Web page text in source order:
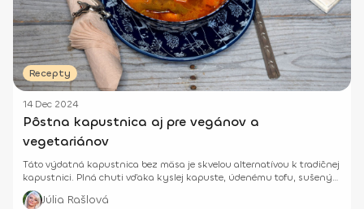
Recepty
14 Dec 2024
Pôstna kapustnica aj pre vegánov a
vegetariánov
Táto výdatná kapustnica bez mäsa je skvelou alternatívou k tradičnej
kapustnici. Plná chuti vďaka kyslej kapuste, údenému tofu, sušeným
hríbom a vegetariánskej klobáse.
Júlia Rašlová